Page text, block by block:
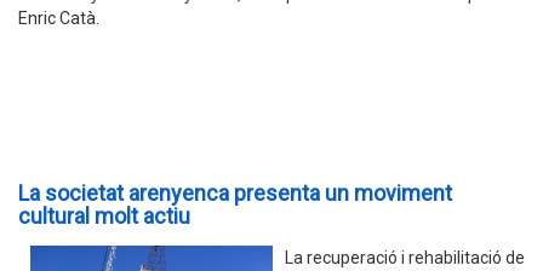
Enric Catà.
La societat arenyenca presenta un moviment
cultural molt actiu
La recuperació i rehabilitació de